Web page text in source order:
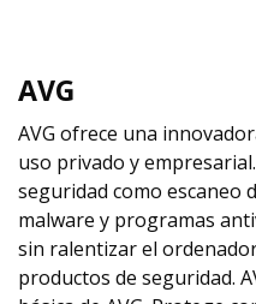
AVG
AVG ofrece una
uso privado y
seguridad como escaneo
malware y programas
sin ralentizar el
productos de seguridad.